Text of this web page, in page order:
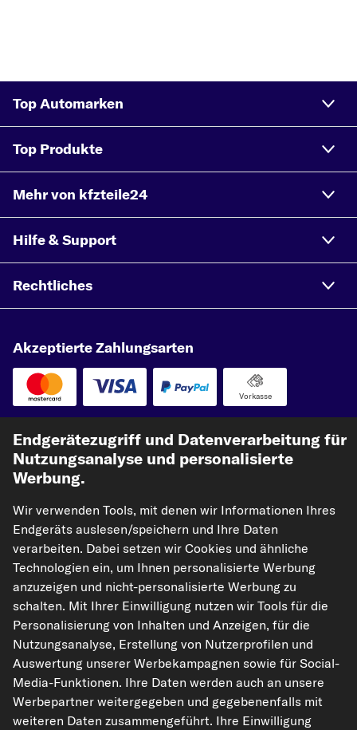
Top Automarken
Top Produkte
Mehr von kfzteile24
Hilfe & Support
Rechtliches
Akzeptierte Zahlungsarten
Vorkasse
Unsere Versandpartner
kfzteile24.de carpardoo.nl
carpardoo.fr
carpardoo.dk
Die hier dargestellten Daten, insbesondere die gesamte Datenbank, dürfen
nicht vervielfältigt werden. Die Vervielfältigung und Verbreitung der Daten und
der Datenbank ohne vorherige Einwilligung von TecAlliance und/oder die
Endgerätezugriff und Datenverarbeitung für
Nutzungsanalyse und personalisierte
Werbung.
Wir verwenden Tools, mit denen wir Informationen Ihres
Endgeräts auslesen/speichern und Ihre Daten
verarbeiten. Dabei setzen wir Cookies und ähnliche
Technologien ein, um Ihnen personalisierte Werbung
anzuzeigen und nicht-personalisierte Werbung zu
schalten. Mit Ihrer Einwilligung nutzen wir Tools für die
Personalisierung von Inhalten und Anzeigen, für die
Nutzungsanalyse, Erstellung von Nutzerprofilen und
Auswertung unserer Werbekampagnen sowie für Social-
Media-Funktionen. Ihre Daten werden auch an unsere
Werbepartner weitergegeben und gegebenenfalls mit
weiteren Daten zusammengeführt. Ihre Einwilligung